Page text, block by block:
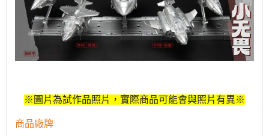
※圖片為試作品照片，實際商品可能會與照片有異※
商品廠牌